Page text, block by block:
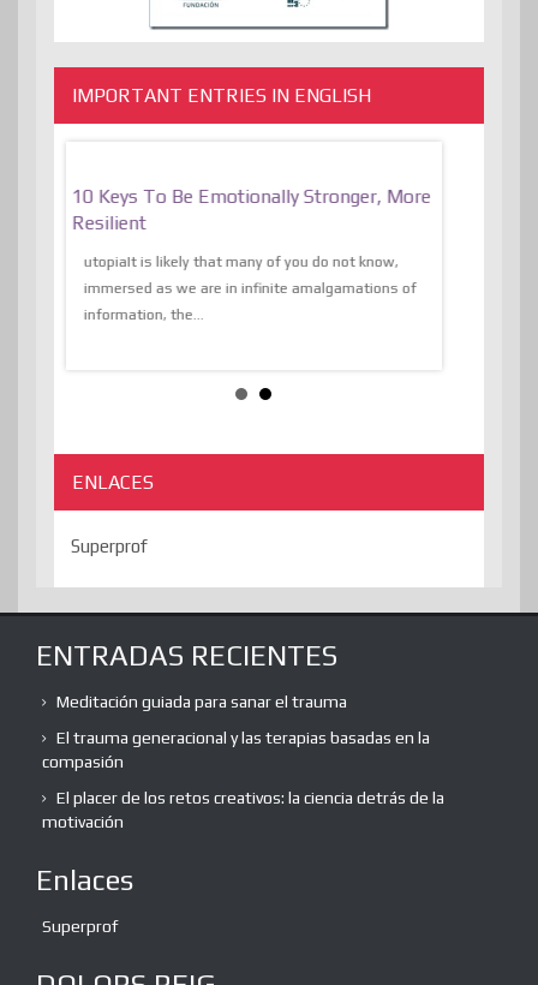
IMPORTANT ENTRIES IN ENGLISH
10 Keys To Be Emotionally Stronger, More
Resilient
utopiaIt is likely that many of you do not know,
immersed as we are in infinite amalgamations of
information, the...
ENLACES
Superprof
ENTRADAS RECIENTES
Meditación guiada para sanar el trauma
El trauma generacional y las terapias basadas en la
compasión
El placer de los retos creativos: la ciencia detrás de la
motivación
Enlaces
Superprof